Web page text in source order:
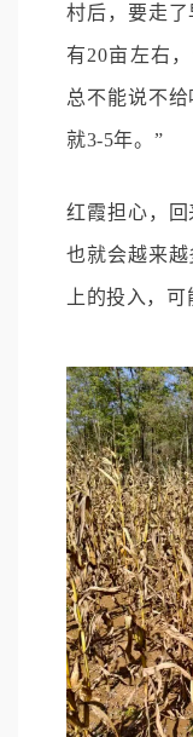
村后，要走
有20亩左右
总不能说不
就3-5年。”
红霞担心，
也就会越来
上的投入，